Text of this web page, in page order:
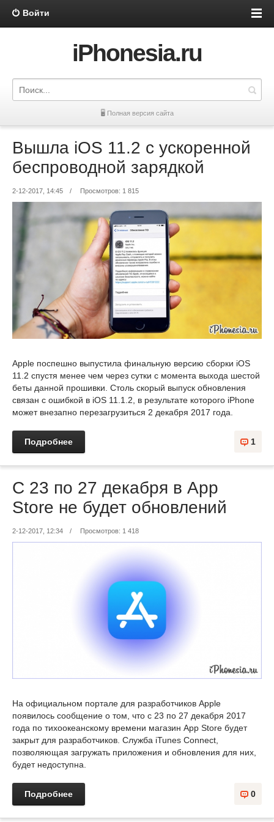
Войти
iPhonesia.ru
🖥 Полная версия сайта
Вышла iOS 11.2 с ускоренной
беспроводной зарядкой
2-12-2017, 14:45 / Просмотров: 1 815
Apple поспешно выпустила финальную версию сборки iOS
11.2 спустя менее чем через сутки с момента выхода шестой
беты данной прошивки. Столь скорый выпуск обновления
связан с ошибкой в iOS 11.1.2, в результате которого iPhone
может внезапно перезагрузиться 2 декабря 2017 года.
Подробнее 1
С 23 по 27 декабря в App
Store не будет обновлений
2-12-2017, 12:34 / Просмотров: 1 418
На официальном портале для разработчиков Apple
появилось сообщение о том, что с 23 по 27 декабря 2017
года по тихоокеанскому времени магазин App Store будет
закрыт для разработчиков. Служба iTunes Connect,
позволяющая загружать приложения и обновления для них,
будет недоступна.
Подробнее 0